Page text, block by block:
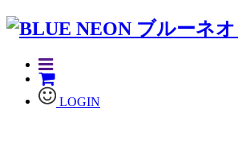
LOGIN